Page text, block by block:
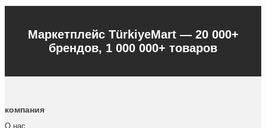
Маркетплейс TürkiyeMart — 20 000+
брендов, 1 000 000+ товаров
компания
О нас